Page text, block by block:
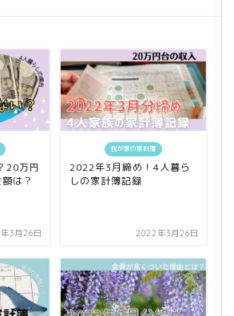
20万円
は？
3月26日
我が家の家計簿
2022年3月締め！4人暮ら
しの家計簿記録
2022年3月26日